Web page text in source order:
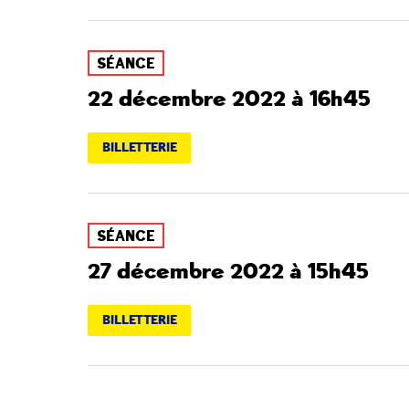
SÉANCE
22 décembre 2022 à 16h45
BILLETTERIE
SÉANCE
27 décembre 2022 à 15h45
BILLETTERIE